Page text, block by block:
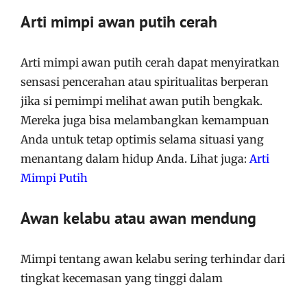
Arti mimpi awan putih cerah
Arti mimpi awan putih cerah dapat menyiratkan
sensasi pencerahan atau spiritualitas berperan
jika si pemimpi melihat awan putih bengkak.
Mereka juga bisa melambangkan kemampuan
Anda untuk tetap optimis selama situasi yang
menantang dalam hidup Anda. Lihat juga: Arti
Mimpi Putih
Awan kelabu atau awan mendung
Mimpi tentang awan kelabu sering terhindar dari
tingkat kecemasan yang tinggi dalam